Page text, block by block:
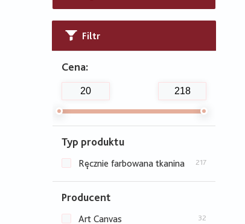
Filtr
Cena:
Typ produktu
Ręcznie farbowana tkanina 217
Producent
Art Canvas 32